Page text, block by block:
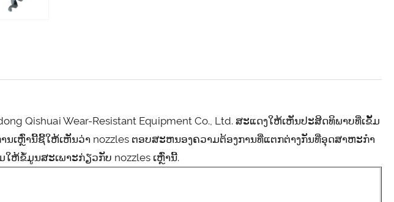
Qishuai Wear-Resistant Equipment Co., Ltd. ສະແດງໃຫ້ເຫັນປະສິດທິພາບທີ່ເຂັ້ມ
ນ​ເຫຼົ່າ​ນີ້​ຊີ້​ໃຫ້​ເຫັນ​ວ່າ nozzles ຕອບ​ສະ​ຫນອງ​ຄວາມ​ຕ້ອງ​ການ​ທີ່​ແຕກ​ຕ່າງ​ກັນ​ທີ່​ອຸດ​ສາ​ຫະ​ກໍາ​
ຫ້ຂໍ້ມູນສະເພາະກ່ຽວກັບ nozzles ເຫຼົ່ານີ້.